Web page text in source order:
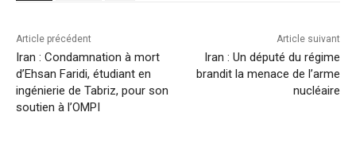
Article précédent
Iran : Condamnation à mort
d’Ehsan Faridi, étudiant en
ingénierie de Tabriz, pour son
soutien à l’OMPI
Article suivant
Iran : Un député du régime
brandit la menace de l’arme
nucléaire